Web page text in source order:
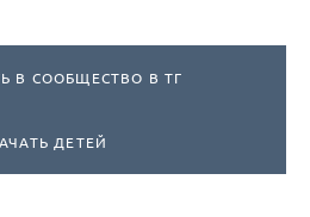
В СООБЩЕСТВО В ТГ
ДЕТЕЙ